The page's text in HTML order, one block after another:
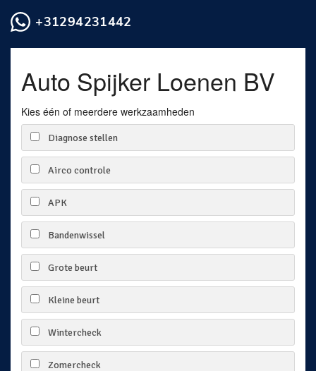
+31294231442